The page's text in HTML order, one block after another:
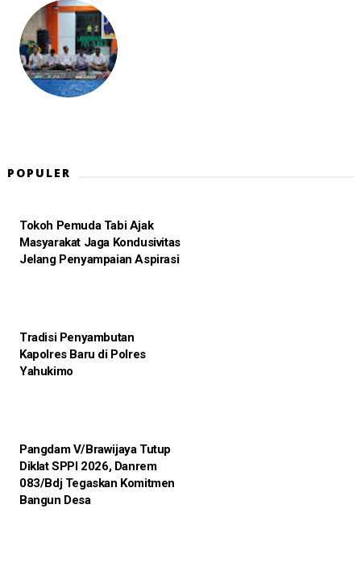
POPULER
Tokoh Pemuda Tabi Ajak
Masyarakat Jaga Kondusivitas
Jelang Penyampaian Aspirasi
Tradisi Penyambutan
Kapolres Baru di Polres
Yahukimo
Pangdam V/Brawijaya Tutup
Diklat SPPI 2026, Danrem
083/Bdj Tegaskan Komitmen
Bangun Desa